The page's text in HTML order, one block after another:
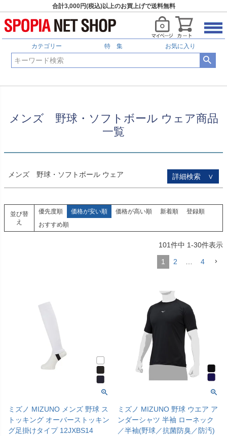
合計3,000円(税込)以上のお買上げで送料無料
カテゴリー 特 集 お気に入り
HOME メンズ 野球・ソフトボール ウェア商品一覧
メンズ 野球・ソフトボール ウェア商品
一覧
メンズ 野球・ソフトボール ウェア 詳細検索 ∨
予約商品
並び順
優先度順
レビュー順
検索
並び替
え
優先度順 価格が安い順 価格が高い順 新着順
登録順
おすすめ順
101件中 1-30件表示
1 2 4
ミズノ MIZUNO メンズ 野球 ス
トッキング オーバーストッキン
グ足掛けタイプ 12JXBS14
ミズノ MIZUNO 野球 ウエア ア
ンダーシャツ 半袖 ローネック
／半袖(野球／抗菌防臭／防汚)